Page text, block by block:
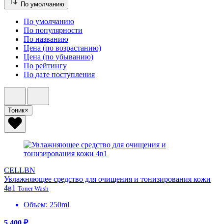
По умолчанию
По умолчанию
По популярности
По названию
Цена (по возрастанию)
Цена (по убыванию)
По рейтингу
По дате поступления
Тоник×
CELLBN
Увлажняющее средство для очищения и тонизирования кожи
4в1 Toner Wash
Объем: 250ml